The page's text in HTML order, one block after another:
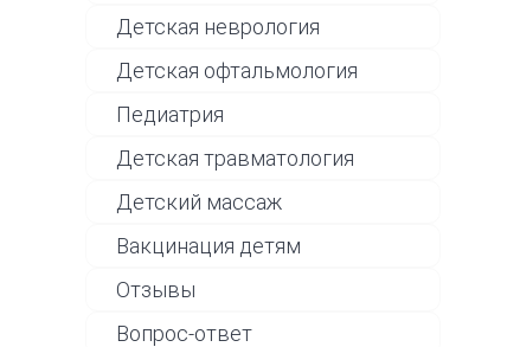
Детская неврология
Детская офтальмология
Педиатрия
Детская травматология
Детский массаж
Вакцинация детям
Отзывы
Вопрос-ответ